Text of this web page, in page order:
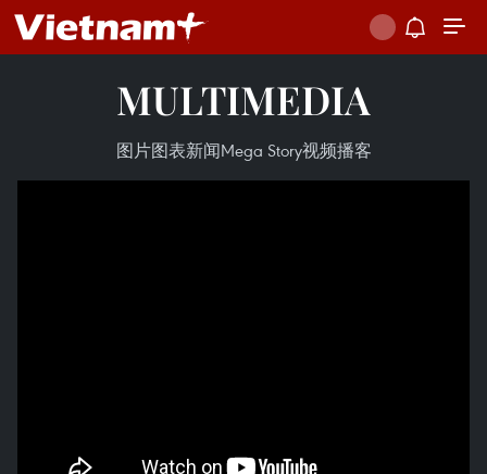
MULTIMEDIA
图片图表新闻Mega Story视频播客